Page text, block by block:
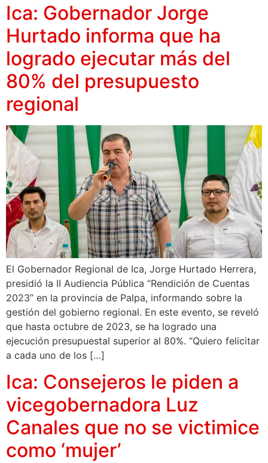
Ica: Gobernador Jorge
Hurtado informa que ha
logrado ejecutar más del
80% del presupuesto
regional
El Gobernador Regional de Ica, Jorge Hurtado Herrera,
presidió la II Audiencia Pública “Rendición de Cuentas
2023” en la provincia de Palpa, informando sobre la
gestión del gobierno regional. En este evento, se reveló
que hasta octubre de 2023, se ha logrado una
ejecución presupuestal superior al 80%. “Quiero felicitar
a cada uno de los […]
Ica: Consejeros le piden a
vicegobernadora Luz
Canales que no se victimice
como ‘mujer’